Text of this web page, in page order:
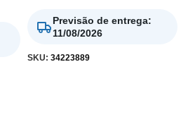
Previsão de entrega:
11/08/2026
SKU: 34223889